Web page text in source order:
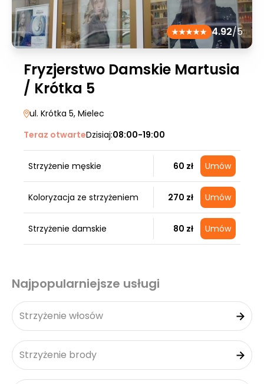
4.92/5
Fryzjerstwo Damskie Martusia
/ Krótka 5
ul. Krótka 5, Mielec
Teraz otwarteDzisiaj:08:00-19:00
Strzyżenie męskie 60 zł Umów
Koloryzacja ze strzyżeniem 270 zł Umów
Strzyżenie damskie 80 zł Umów
Najpopularniejsze usługi
Strzyżenie włosów
Strzyżenie brody